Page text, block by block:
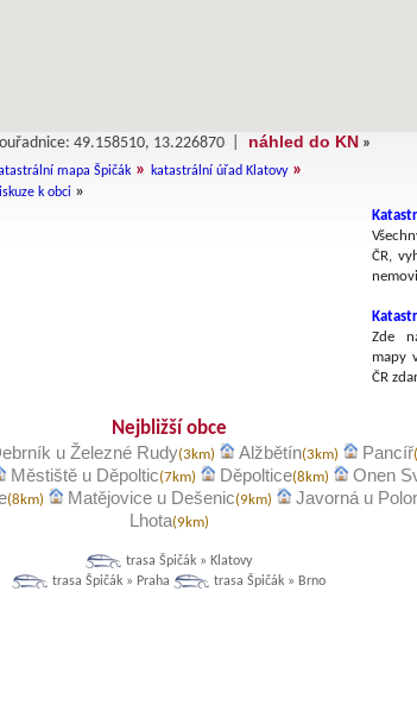
49.158510, 13.226870 | náhled do KN »
mapa Špičák » katastrální úřad Klatovy»
k obci »
ČR,
Zde
mapy
ČR
Nejbližší obce
u Železné Rudy(3km) Alžbětín(3km) Pancíř
Městiště u Děpoltic(7km) Děpoltice(8km) Onen
(8km) Matějovice u Dešenic(9km) Javorná u
Lhota(9km)
trasa Špičák » Klatovy
trasa Špičák » Praha
trasa Špičák » Brno